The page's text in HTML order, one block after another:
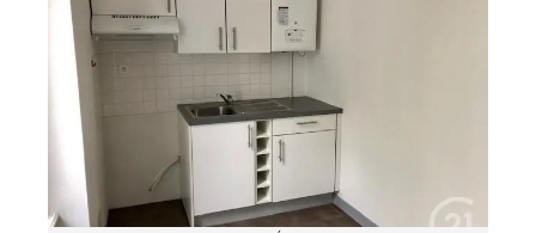
FOUGERES 35
35 m2, 2 pièces
Ref : 6801
Appartement à louer
370 €
par mois charges comprises